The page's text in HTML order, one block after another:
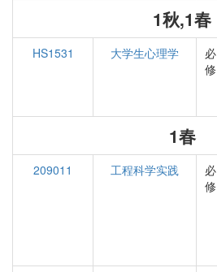
1秋,1春
HS1531 大学生心理学
必
修
1春
209011 工程科学实践
必
修